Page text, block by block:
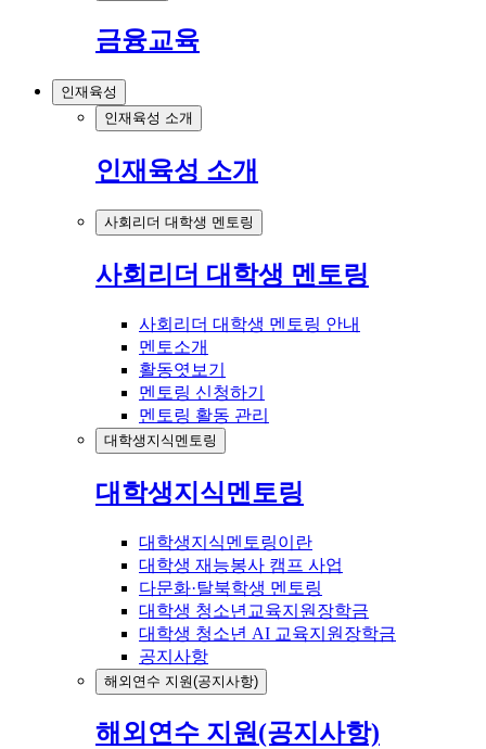
금융교육
인재육성
인재육성 소개
인재육성 소개
사회리더 대학생 멘토링
사회리더 대학생 멘토링
사회리더 대학생 멘토링 안내
멘토소개
활동엿보기
멘토링 신청하기
멘토링 활동 관리
대학생지식멘토링
대학생지식멘토링
대학생지식멘토링이란
대학생 재능봉사 캠프 사업
다문화·탈북학생 멘토링
대학생 청소년교육지원장학금
대학생 청소년 AI 교육지원장학금
공지사항
해외연수 지원(공지사항)
해외연수 지원(공지사항)